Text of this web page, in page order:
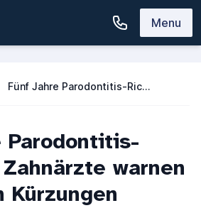
Menu
Fünf Jahre Parodontitis-Richtlinie: KZBV warnt vor Kürzungen
Parodontitis-
warnen